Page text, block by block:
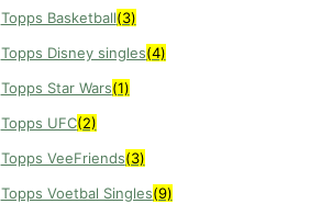
Deze
optie
kan
worden
productpagina
Topps Basketball(3)
Topps Disney singles(4)
Topps Star Wars(1)
Topps UFC(2)
Topps VeeFriends(3)
Topps Voetbal Singles(9)